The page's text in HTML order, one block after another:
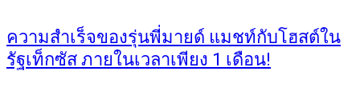
ความสำเร็จของรุ่นพี่มายด์ แมชท์กับโฮสต์ใน
รัฐเท็กซัส ภายในเวลาเพียง 1 เดือน!